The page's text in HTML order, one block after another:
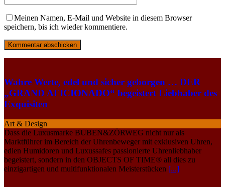
Meinen Namen, E-Mail und Website in diesem Browser
speichern, bis ich wieder kommentiere.
Wahre Werte, edel und sicher geborgen … DER
„GRAND AFICIONADO“ begeistert Liebhaber des
Exquisiten
Art & Design
Dass die Luxusmarke BUBEN&ZÖRWEG nicht nur als
Marktführer im Bereich der Uhrenbeweger mit exklusiven Uhren,
edlen Humidoren und Luxussafes passionierte Uhrenliebhaber
begeistert, sondern in den OBJECTS OF TIME® all dies zu
einzigartigen und multifunktionalen Meisterstücken [...]